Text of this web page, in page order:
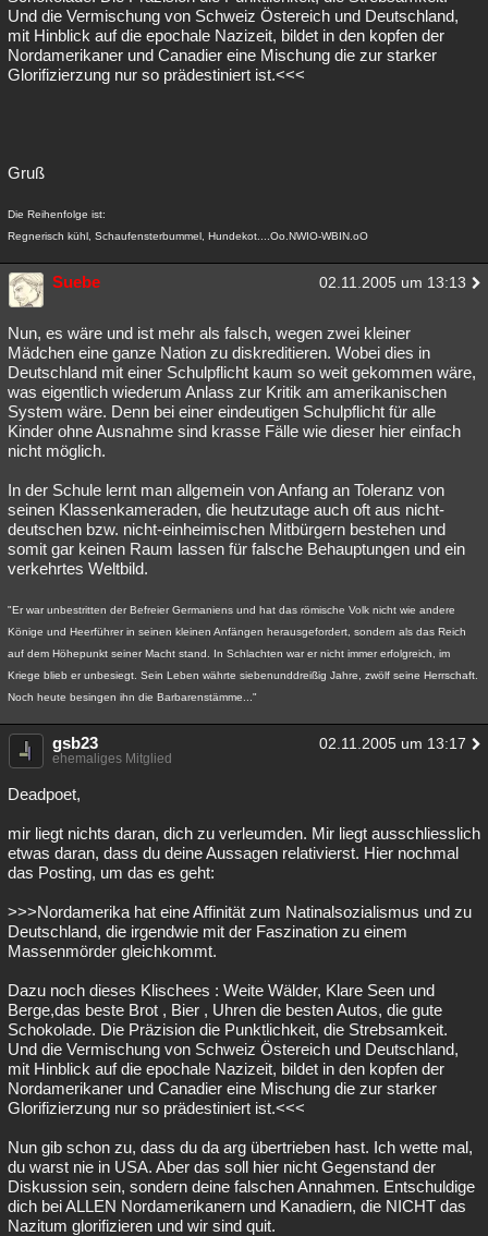
Und die Vermischung von Schweiz Östereich und Deutschland,
mit Hinblick auf die epochale Nazizeit, bildet in den kopfen der
Nordamerikaner und Canadier eine Mischung die zur starker
Glorifizierzung nur so prädestiniert ist.<<<
Gruß
Die Reihenfolge ist:
Regnerisch kühl, Schaufensterbummel, Hundekot....Oo.NWIO-WBIN.oO
Suebe 02.11.2005 um 13:13
Nun, es wäre und ist mehr als falsch, wegen zwei kleiner
Mädchen eine ganze Nation zu diskreditieren. Wobei dies in
Deutschland mit einer Schulpflicht kaum so weit gekommen wäre,
was eigentlich wiederum Anlass zur Kritik am amerikanischen
System wäre. Denn bei einer eindeutigen Schulpflicht für alle
Kinder ohne Ausnahme sind krasse Fälle wie dieser hier einfach
nicht möglich.
In der Schule lernt man allgemein von Anfang an Toleranz von
seinen Klassenkameraden, die heutzutage auch oft aus nicht-
deutschen bzw. nicht-einheimischen Mitbürgern bestehen und
somit gar keinen Raum lassen für falsche Behauptungen und ein
verkehrtes Weltbild.
"Er war unbestritten der Befreier Germaniens und hat das römische Volk nicht wie andere
Könige und Heerführer in seinen kleinen Anfängen herausgefordert, sondern als das Reich
auf dem Höhepunkt seiner Macht stand. In Schlachten war er nicht immer erfolgreich, im
Kriege blieb er unbesiegt. Sein Leben währte siebenunddreißig Jahre, zwölf seine Herrschaft.
Noch heute besingen ihn die Barbarenstämme..."
gsb23 02.11.2005 um 13:17
ehemaliges Mitglied
Deadpoet,
mir liegt nichts daran, dich zu verleumden. Mir liegt ausschliesslich
etwas daran, dass du deine Aussagen relativierst. Hier nochmal
das Posting, um das es geht:
>>>Nordamerika hat eine Affinität zum Natinalsozialismus und zu
Deutschland, die irgendwie mit der Faszination zu einem
Massenmörder gleichkommt.
Dazu noch dieses Klischees : Weite Wälder, Klare Seen und
Berge,das beste Brot , Bier , Uhren die besten Autos, die gute
Schokolade. Die Präzision die Punktlichkeit, die Strebsamkeit.
Und die Vermischung von Schweiz Östereich und Deutschland,
mit Hinblick auf die epochale Nazizeit, bildet in den kopfen der
Nordamerikaner und Canadier eine Mischung die zur starker
Glorifizierzung nur so prädestiniert ist.<<<
Nun gib schon zu, dass du da arg übertrieben hast. Ich wette mal,
du warst nie in USA. Aber das soll hier nicht Gegenstand der
Diskussion sein, sondern deine falschen Annahmen. Entschuldige
dich bei ALLEN Nordamerikanern und Kanadiern, die NICHT das
Nazitum glorifizieren und wir sind quit.